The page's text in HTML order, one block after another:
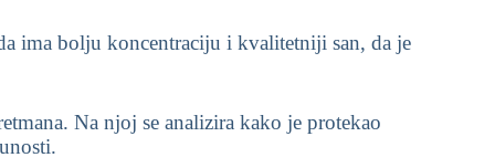
ima bolju koncentraciju i kvalitetniji san, da je
Na njoj se analizira kako je protekao